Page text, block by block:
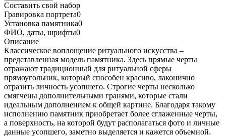
Составить свой набор
Гравировка портрета0
Установка памятника0
ФИО, даты, шрифты0
Описание
Классическое воплощение ритуального искусства –
представленная модель памятника. Здесь прямые черты
отражают традиционный для ритуальной сферы
прямоугольник, который способен красиво, лаконично
отразить личность усопшего. Строгие черты несколько
смягчены дополнительными гранями, которые стали
идеальным дополнением к общей картине. Благодаря такому
исполнению памятник приобретает более сглаженные черты,
а поверхность, на которой будут располагаться фото и личные
данные усопшего, заметно выделяется и кажется объемной.